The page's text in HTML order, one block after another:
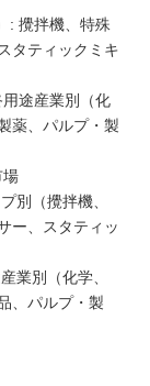
: 攪拌機、特殊
タティックミキ
途産業別（化
薬、パルプ・製
場
別（攪拌機、
ー、スタティッ
業別（化学、
、パルプ・製